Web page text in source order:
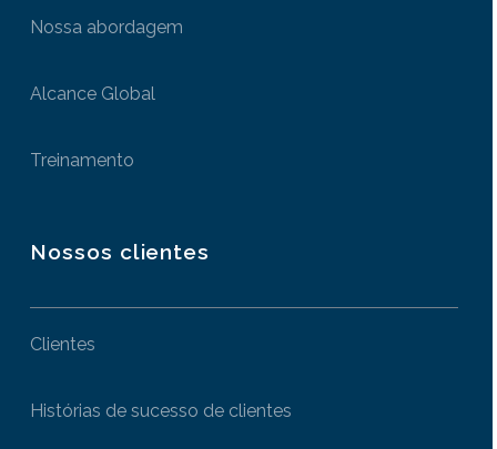
Nossa abordagem
Alcance Global
Treinamento
Nossos clientes
Clientes
Histórias de sucesso de clientes